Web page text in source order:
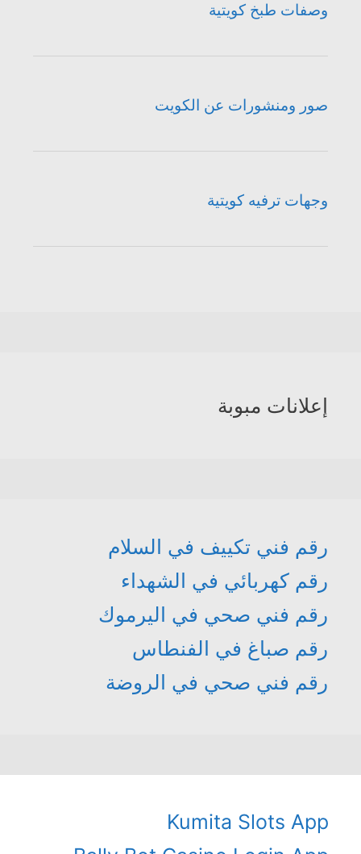
وصفات طبخ كويتية
صور ومنشورات عن الكويت
وجهات ترفيه كويتية
إعلانات مبوبة
رقم فني تكييف في السلام
رقم كهربائي في الشهداء
رقم فني صحي في اليرموك
رقم صباغ في الفنطاس
رقم فني صحي في الروضة
Kumita Slots App